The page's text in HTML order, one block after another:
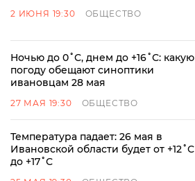
2 ИЮНЯ 19:30 ОБЩЕСТВО
Ночью до 0˚С, днем до +16˚С: какую
погоду обещают синоптики
ивановцам 28 мая
27 МАЯ 19:30 ОБЩЕСТВО
Температура падает: 26 мая в
Ивановской области будет от +12˚С
до +17˚С